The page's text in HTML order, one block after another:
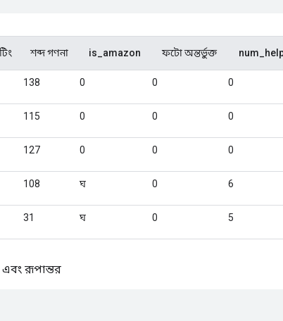
এবং রূপান্তর